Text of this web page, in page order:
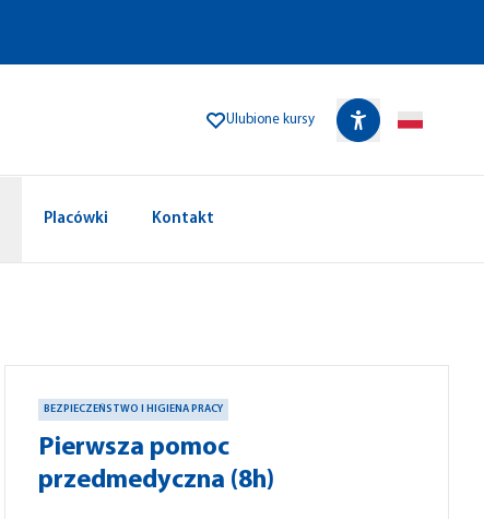
Ulubione kursy
Placówki Kontakt
BEZPIECZEŃSTWO I HIGIENA PRACY
Pierwsza pomoc
przedmedyczna (8h)